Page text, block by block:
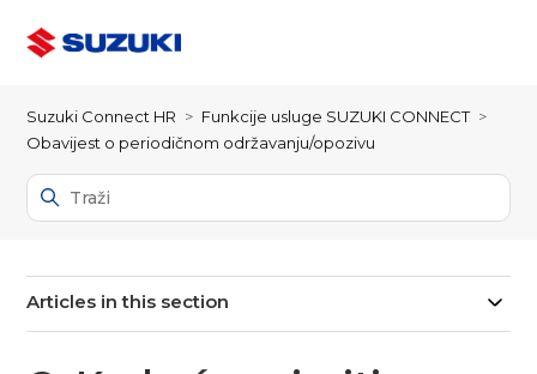
Suzuki Connect HR
Funkcije usluge SUZUKI CONNECT
Obavijest o periodičnom održavanju/opozivu
Articles in this section